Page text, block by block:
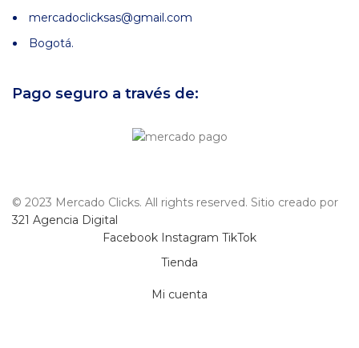
mercadoclicksas@gmail.com
Bogotá.
Pago seguro a través de:
© 2023 Mercado Clicks. All rights reserved. Sitio creado por
321 Agencia Digital
Facebook Instagram TikTok
Tienda
Mi cuenta